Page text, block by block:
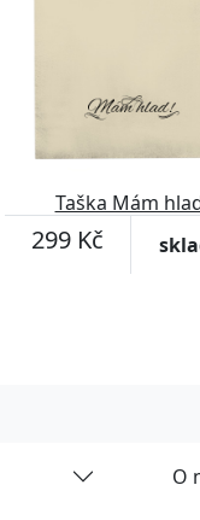
Taška Mám
299 Kč
O